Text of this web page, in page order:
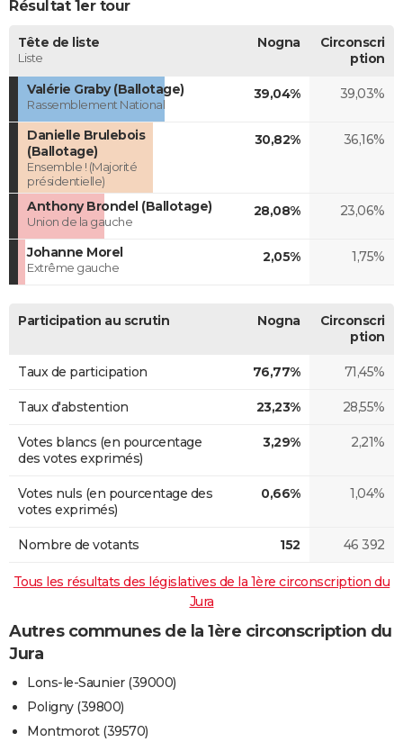
Résultat 1er tour
Tête de liste
Liste
Nogna
Circonscri
ption
Valérie Graby (Ballotage)
Rassemblement National
39,04% 39,03%
Danielle Brulebois
(Ballotage)
Ensemble ! (Majorité
présidentielle)
30,82% 36,16%
Anthony Brondel (Ballotage)
Union de la gauche
28,08% 23,06%
Johanne Morel
Extrême gauche
2,05% 1,75%
Participation au scrutin Nogna
Circonscri
ption
Taux de participation 76,77% 71,45%
Taux d'abstention 23,23% 28,55%
Votes blancs (en pourcentage
des votes exprimés)
3,29% 2,21%
Votes nuls (en pourcentage des
votes exprimés)
0,66% 1,04%
Nombre de votants 152 46 392
Tous les résultats des législatives de la 1ère circonscription du
Jura
Autres communes de la 1ère circonscription du
Jura
Lons-le-Saunier (39000)
Poligny (39800)
Montmorot (39570)